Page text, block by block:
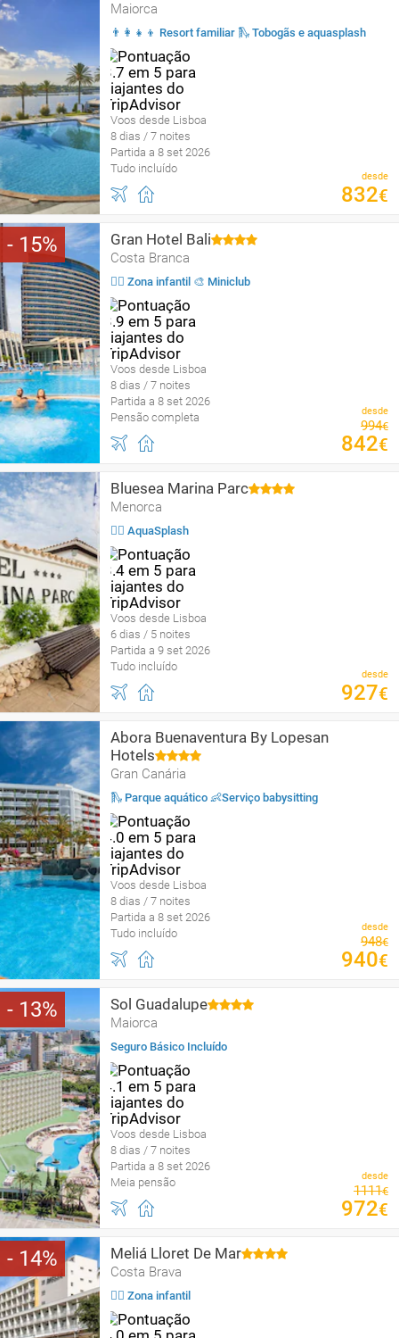
Maiorca
👨‍👩‍👧‍👦 Resort familiar 🛝 Tobogãs e aquasplash
Voos desde Lisboa
8 dias / 7 noites
Partida a 8 set 2026
Tudo incluído
desde
832€
15 Gran Hotel Bali
Costa Branca
🤹‍♂️ Zona infantil 🎨 Miniclub
Voos desde Lisboa
8 dias / 7 noites
Partida a 8 set 2026
Pensão completa
desde
994€
842€
Bluesea Marina Parc
Menorca
🏄‍♀️ AquaSplash
Voos desde Lisboa
6 dias / 5 noites
Partida a 9 set 2026
Tudo incluído
desde
927€
Abora Buenaventura By Lopesan
Hotels
Gran Canária
🛝 Parque aquático 👶Serviço babysitting
Voos desde Lisboa
8 dias / 7 noites
Partida a 8 set 2026
Tudo incluído
desde
948€
940€
13 Sol Guadalupe
Maiorca
Seguro Básico Incluído
Voos desde Lisboa
8 dias / 7 noites
Partida a 8 set 2026
Meia pensão
desde
1111€
972€
14 Meliá Lloret De Mar
Costa Brava
🤹‍♂️ Zona infantil